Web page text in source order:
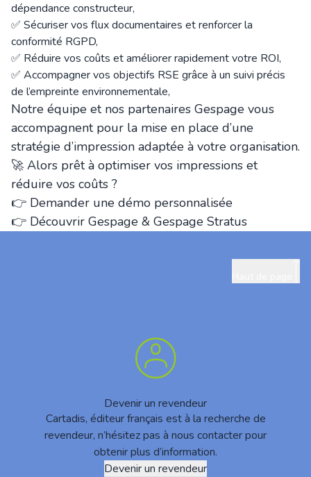
dépendance constructeur,
✅ Sécuriser vos flux documentaires et renforcer la
conformité RGPD,
✅ Réduire vos coûts et améliorer rapidement votre ROI,
✅ Accompagner vos objectifs RSE grâce à un suivi précis
de l’empreinte environnementale,
Notre équipe et nos partenaires Gespage vous
accompagnent pour la mise en place d’une
stratégie d’impression adaptée à votre organisation.
🚀 Alors prêt à optimiser vos impressions et
réduire vos coûts ?
👉 Demander une démo personnalisée
👉 Découvrir Gespage & Gespage Stratus
Devenir un revendeur
Cartadis, éditeur français est à la recherche de
revendeur, n’hésitez pas à nous contacter pour
obtenir plus d’information.
Devenir un revendeur